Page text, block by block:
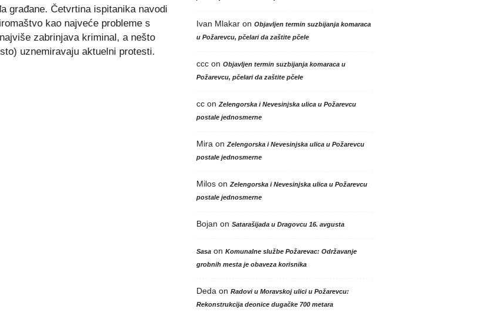
građane. Četvrtina ispitanika navodi
kao najveće probleme s
zabrinjava kriminal, a nešto
uznemiravaju aktuelni protesti.
Ivan Mlakaron Objavljen termin suzbijanja komaraca
u Požarevcu, pčelari da zaštite pčele
cccon Objavljen termin suzbijanja komaraca u
Požarevcu, pčelari da zaštite pčele
ccon Zelengorska i Nevesinjska ulica u Požarevcu
postale jednosmerne
Mira on Zelengorska i Nevesinjska ulica u Požarevcu
postale jednosmerne
Miloson Zelengorska i Nevesinjska ulica u Požarevcu
postale jednosmerne
Bojan on Satarašijada u Dragovcu 16. avgusta
Sasaon Komunalne službe Požarevac: Održavanje
grobnih mesta je obaveza korisnika
Deda on Radovi u Moravskoj ulici u Požarevcu:
Rekonstrukcija deonice dugačke 700 metara